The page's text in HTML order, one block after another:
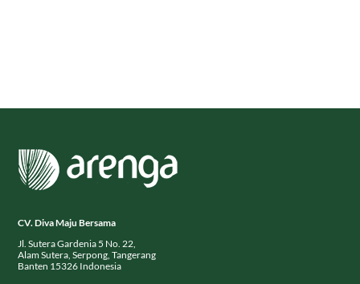
CV. Diva Maju Bersama
Jl. Sutera Gardenia 5 No. 22,
Alam Sutera, Serpong, Tangerang
Banten 15326 Indonesia